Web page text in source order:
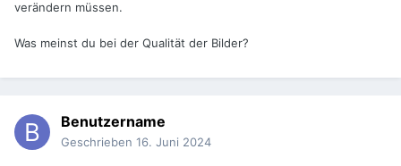
verändern müssen.
Was meinst du bei der Qualität der Bilder?
Benutzername
Geschrieben 16. Juni 2024